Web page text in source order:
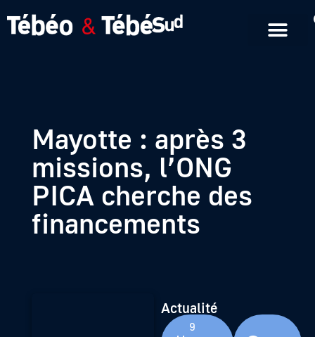
Mayotte : après 3
missions, l’ONG
PICA cherche des
financements
Actualité
9